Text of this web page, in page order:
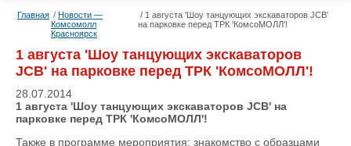
Главная
Новости —
Комсомолл
Красноярск
1 августа 'Шоу танцующих экскаваторов JCB'
на парковке перед ТРК 'КомсоМОЛЛ'!
1 августа 'Шоу танцующих экскаваторов
JCB' на парковке перед ТРК 'КомсоМОЛЛ'!
28.07.2014
1 августа 'Шоу танцующих экскаваторов JCB' на
парковке перед ТРК 'КомсоМОЛЛ'!
Также в программе мероприятия: знакомство с образцами